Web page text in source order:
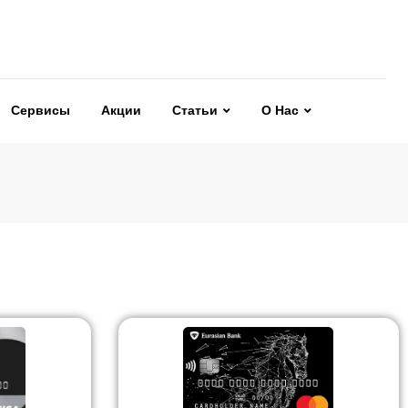
Сервисы Акции Статьи О Нас